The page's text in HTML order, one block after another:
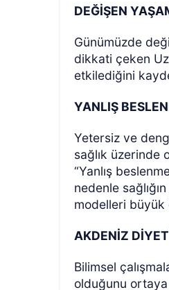
DEĞİŞEN
Günümüzde
dikkati çeken
etkilediğini
YANLIŞ
Yetersiz ve
sağlık üzerinde
“Yanlış
nedenle
modelleri büyük
AKDENİZ
Bilimsel
olduğunu